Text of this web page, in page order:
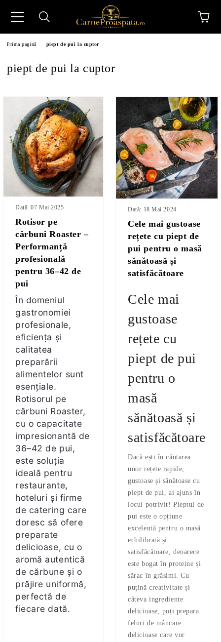
30%
Prima pagină piept de pui la cuptor
piept de pui la cuptor
Rotisor pe
cărbuni Roaster –
Performanță
profesională
pentru 36–42 de
pui
Dată: 07 Mai 2025
În domeniul
gastronomiei
profesionale,
eficiența și
calitatea
preparării
alimentelor sunt
esențiale.
Rotisorul pe
cărbuni Roaster,
cu o capacitate
impresionantă de
36–42 de pui,
este soluția
ideală pentru
restaurante,
hoteluri și firme
de catering care
doresc să ofere
preparate
delicioase, cu o
aromă autentică
de cărbune și o
prăjire uniformă,
perfectă de
fiecare dată.
Cele mai gustoase
rețete cu piept de
pui pentru o masă
sănătoasă și
satisfăcătoare
Dată: 18 Mai 2024
Cele mai
gustoase
rețete cu
piept de pui
pentru o
masă
sănătoasă și
satisfăcătoare
Dacă ești în căutarea
unor rețete rapide,
gustoase și sănătoase cu
piept de pui, ai ajuns în
locul potrivit! Pieptul de
pui este o opțiune
excelentă pentru o masă
echilibrată și
satisfăcătoare, deoarece
este bogat în proteine și
sărac în grăsimi. Cu
puțină creativitate și
câteva ingrediente
delicioase, poți prepara
feluri de mâncare
delicioase care vor